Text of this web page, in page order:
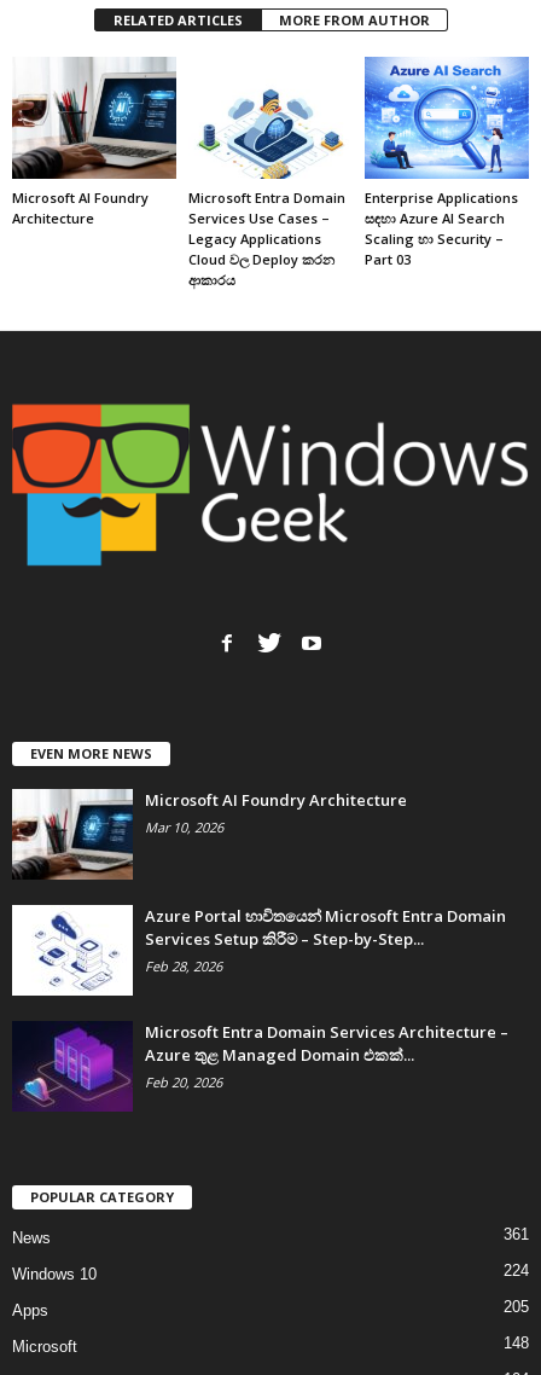
RELATED ARTICLES MORE FROM AUTHOR
Microsoft AI Foundry
Architecture
Microsoft Entra Domain
Services Use Cases –
Legacy Applications
Cloud වල Deploy කරන
ආකාරය
Enterprise Applications
සඳහා Azure AI Search
Scaling හා Security –
Part 03
EVEN MORE NEWS
Microsoft AI Foundry Architecture
Mar 10, 2026
Azure Portal භාවිතයෙන් Microsoft Entra Domain
Services Setup කිරීම – Step-by-Step...
Feb 28, 2026
Microsoft Entra Domain Services Architecture –
Azure තුළ Managed Domain එකක්...
Feb 20, 2026
POPULAR CATEGORY
News 361
Windows 10 224
Apps 205
Microsoft 148